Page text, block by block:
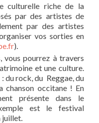
culturelle riche de la
par des artistes de
par des artistes
vos sorties en
).
vous pourrez à travers
et une culture.
du rock, du Reggae, du
chanson occitane ! En
présente dans le
est le festival
juillet.